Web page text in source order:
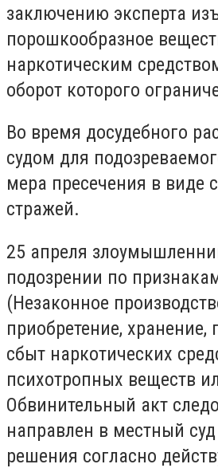
заключению эксперта
порошкообразное
наркотическим
оборот которого
Во время досудебного
судом для
мера пресечения в виде
стражей.
25 апреля
подозрении по
(Незаконное
приобретение, хранение,
сбыт наркотических
психотропных веществ
Обвинительный акт
направлен в местный
решения согласно